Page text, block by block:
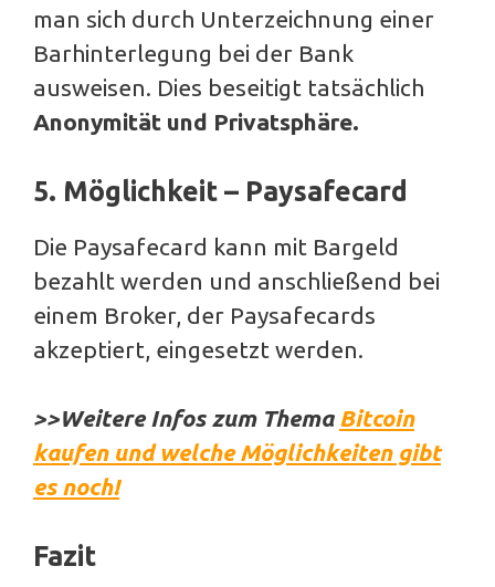
man sich durch Unterzeichnung einer
Barhinterlegung bei der Bank
ausweisen. Dies beseitigt tatsächlich
Anonymität und Privatsphäre.
5. Möglichkeit – Paysafecard
Die Paysafecard kann mit Bargeld
bezahlt werden und anschließend bei
einem Broker, der Paysafecards
akzeptiert, eingesetzt werden.
>>Weitere Infos zum Thema Bitcoin
kaufen und welche Möglichkeiten gibt
es noch!
Fazit